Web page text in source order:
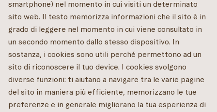
smartphone) nel momento in cui visiti un determinato
sito web. Il testo memorizza informazioni che il sito è in
grado di leggere nel momento in cui viene consultato in
un secondo momento dallo stesso dispositivo. In
sostanza, i cookies sono utili perché permettono ad un
sito di riconoscere il tuo device. I cookies svolgono
diverse funzioni: ti aiutano a navigare tra le varie pagine
del sito in maniera più efficiente, memorizzano le tue
preferenze e in generale migliorano la tua esperienza di